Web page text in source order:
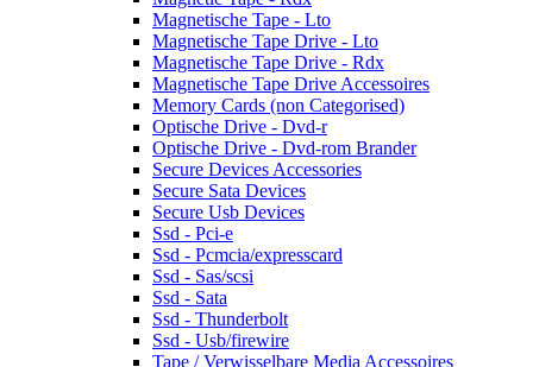
Magnetische Tape - Lto
Magnetische Tape Drive - Lto
Magnetische Tape Drive - Rdx
Magnetische Tape Drive Accessoires
Memory Cards (non Categorised)
Optische Drive - Dvd-r
Optische Drive - Dvd-rom Brander
Secure Devices Accessories
Secure Sata Devices
Secure Usb Devices
Ssd - Pci-e
Ssd - Pcmcia/expresscard
Ssd - Sas/scsi
Ssd - Sata
Ssd - Thunderbolt
Ssd - Usb/firewire
Tape / Verwisselbare Media Accessoires